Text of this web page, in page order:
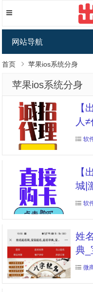
网站导航
首页 苹果ios系统分身
苹果ios系统分身
【
人
展软
【
城|
自软
姓
典_
名微